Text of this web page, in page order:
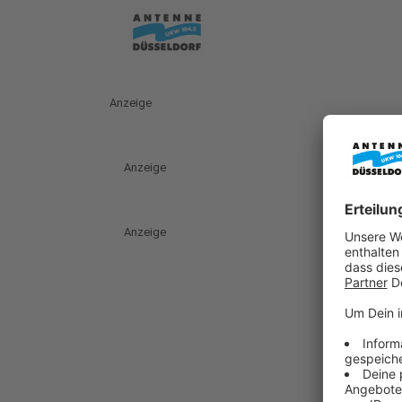
Anzeige
Anzeige
Anzeige